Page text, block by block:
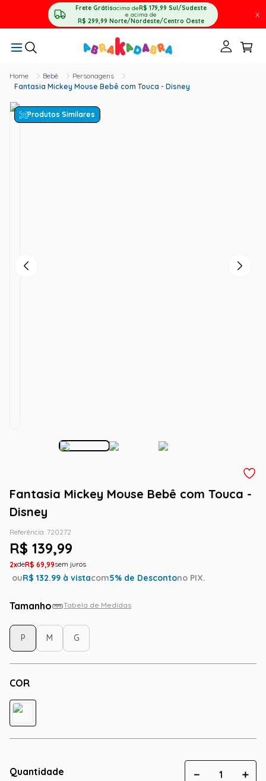
Frete Grátisacima deR$ 179,99 Sul/Sudeste
e acima de
R$ 299,99 Norte/Nordeste/Centro Oeste
X
Bebê
Personagens
Fantasia Mickey Mouse Bebê com Touca - Disney
Produtos Similares
Fantasia Mickey Mouse Bebê com Touca -
Disney
Referência: 720272
R$ 139,99
2 R$ 69,99
ouR$ 132.99 à vistacom5% de Descontono PIX.
Tamanho Tabela de Medidas
COR
P M G
Quantidade ＋
－